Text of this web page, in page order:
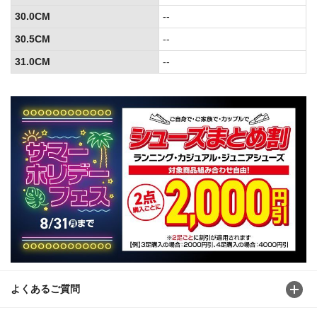
よくあるご質問
30.0CM
--
30.5CM
--
31.0CM
--